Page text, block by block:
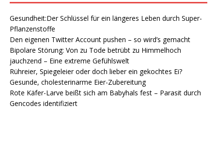
Gesundheit:Der Schlüssel für ein längeres Leben durch Super-
Pflanzenstoffe
Den eigenen Twitter Account pushen – so wird’s gemacht
Bipolare Störung: Von zu Tode betrübt zu Himmelhoch
jauchzend – Eine extreme Gefühlswelt
Rühreier, Spiegeleier oder doch lieber ein gekochtes Ei?
Gesunde, cholesterinarme Eier-Zubereitung
Rote Käfer-Larve beißt sich am Babyhals fest – Parasit durch
Gencodes identifiziert